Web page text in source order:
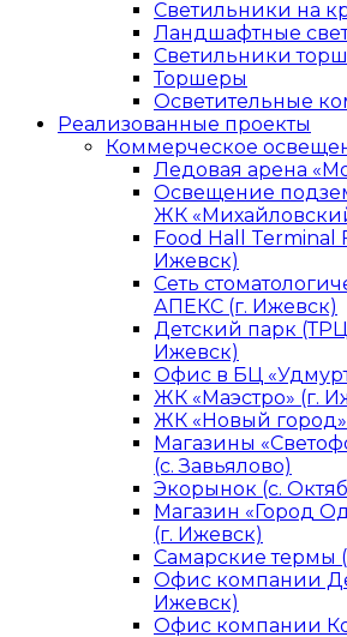
Светильники на
Ландшафтные
Светильники
Торшеры
Осветительные
Реализованные проекты
Коммерческое
Ледовая арена
Освещение
ЖК
Food Hall Terminal
Ижевск)
Сеть
АПЕКС (г. Ижевск)
Детский парк (ТРЦ
Ижевск)
Офис в БЦ
ЖК «Маэстро» (г.
ЖК «Новый город»
Магазины
(с. Завьялово)
Экорынок (с.
Магазин «Город
(г. Ижевск)
Самарские термы
Офис компании
Ижевск)
Офис компании